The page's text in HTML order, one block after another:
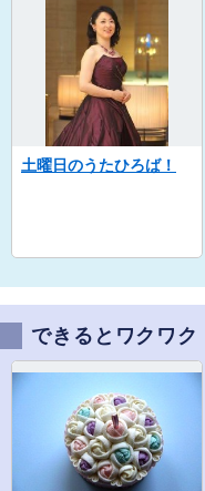
土曜日のうたひろば！
できるとワクワ